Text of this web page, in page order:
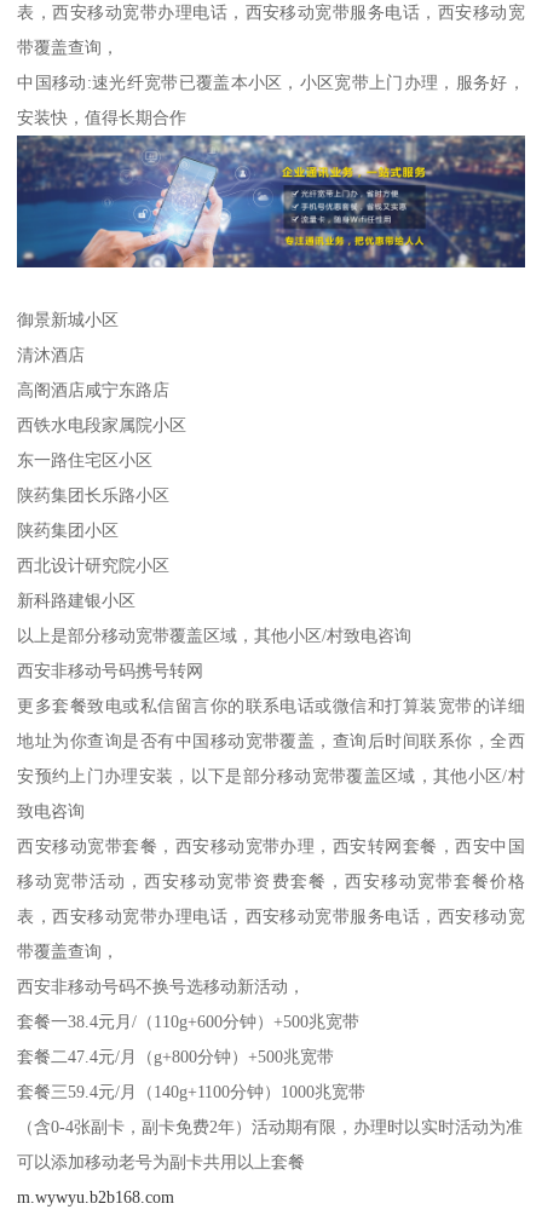
表，西安移动宽带办理电话，西安移动宽带服务电话，西安移动宽
带覆盖查询，
中国移动:速光纤宽带已覆盖本小区，小区宽带上门办理，服务好，
安装快，值得长期合作
御景新城小区
清沐酒店
高阁酒店咸宁东路店
西铁水电段家属院小区
东一路住宅区小区
陕药集团长乐路小区
陕药集团小区
西北设计研究院小区
新科路建银小区
以上是部分移动宽带覆盖区域，其他小区/村致电咨询
西安非移动号码携号转网
更多套餐致电或私信留言你的联系电话或微信和打算装宽带的详细
地址为你查询是否有中国移动宽带覆盖，查询后时间联系你，全西
安预约上门办理安装，以下是部分移动宽带覆盖区域，其他小区/村
致电咨询
西安移动宽带套餐，西安移动宽带办理，西安转网套餐，西安中国
移动宽带活动，西安移动宽带资费套餐，西安移动宽带套餐价格
表，西安移动宽带办理电话，西安移动宽带服务电话，西安移动宽
带覆盖查询，
西安非移动号码不换号选移动新活动，
套餐一38.4元月/（110g+600分钟）+500兆宽带
套餐二47.4元/月（g+800分钟）+500兆宽带
套餐三59.4元/月（140g+1100分钟）1000兆宽带
（含0-4张副卡，副卡免费2年）活动期有限，办理时以实时活动为准
可以添加移动老号为副卡共用以上套餐
m.wywyu.b2b168.com